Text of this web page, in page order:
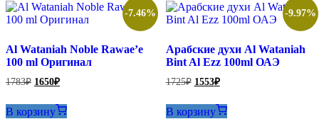
-7.46%
Al Wataniah Noble Rawae’e
100 ml Оригинал
1783₽ Первоначальная
1783₽.
1650₽Текущая
1650₽.
В корзину
-9.97%
Арабские духи Al Wataniah
Bint Al Ezz 100ml ОАЭ
1725₽ Первоначальная
1725₽.
1553₽Текущая
1553₽.
В корзину